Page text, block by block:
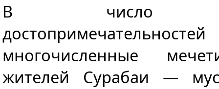
В число
многочисленные
жителей Сурабаи —